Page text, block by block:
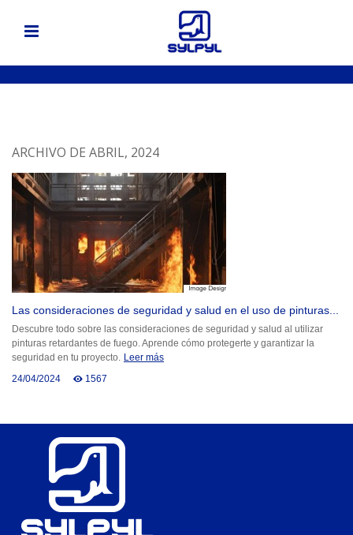
ARCHIVO DE ABRIL, 2024
Las consideraciones de seguridad y salud en el uso de pinturas...
Descubre todo sobre las consideraciones de seguridad y salud al utilizar
pinturas retardantes de fuego. Aprende cómo protegerte y garantizar la
seguridad en tu proyecto. Leer más
24/04/2024
1567